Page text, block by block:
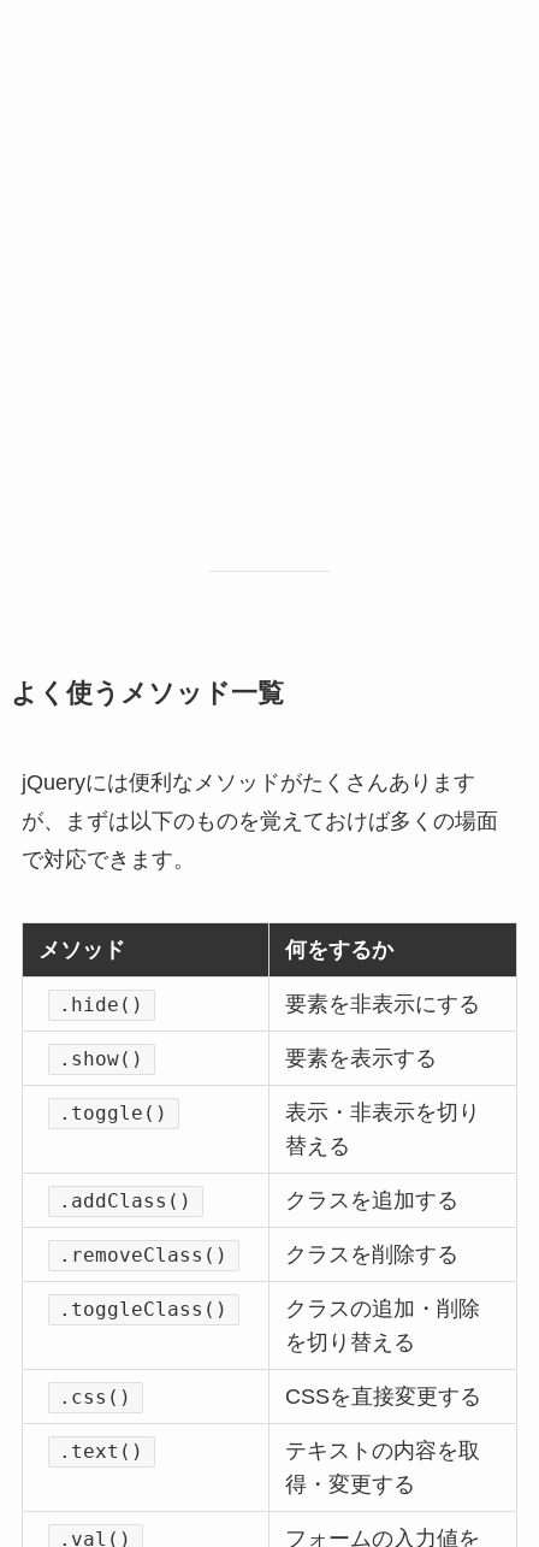
よく使うメソッド一覧
jQueryには便利なメソッドがたくさんあります
が、まずは以下のものを覚えておけば多くの場面
で対応できます。
メソッド 何をするか
.hide() 要素を非表示にする
.show() 要素を表示する
.toggle()
表示・非表示を切り
替える
.addClass() クラスを追加する
.removeClass() クラスを削除する
.toggleClass()
クラスの追加・削除
を切り替える
.css() CSSを直接変更する
.text()
テキストの内容を取
得・変更する
.val() フォームの入力値を